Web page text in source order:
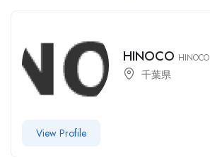
HINOCO HINOCO
千葉県
View Profile